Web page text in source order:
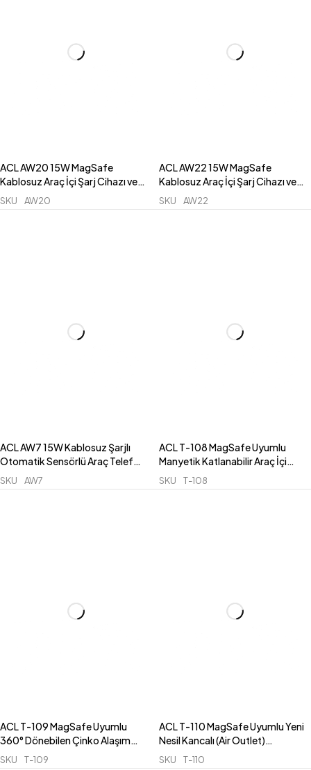
ACL AW20 15W MagSafe
Kablosuz Araç İçi Şarj Cihazı ve
Telefon Tutucu – Akıllı Korumalı
Izgara Tipi
SKU AW20
ACL AW22 15W MagSafe
Kablosuz Araç İçi Şarj Cihazı ve
Telefon Tutucu – Sarsılmaz
Izgara Klipsli
SKU AW22
ACL AW7 15W Kablosuz Şarjlı
Otomatik Sensörlü Araç Telefon
Tutucu – Izgara Tipi ve 360°
Dönebilen Başlık
SKU AW7
ACL T-108 MagSafe Uyumlu
Manyetik Katlanabilir Araç İçi
Telefon Tutucu – Vantuzlu
(Konsol ve Cam İçin)
SKU T-108
ACL T-109 MagSafe Uyumlu
360° Dönebilen Çinko Alaşım
Manyetik Araç İçi Konsol Telefon
SKU T-109
ACL T-110 MagSafe Uyumlu Yeni
Nesil Kancalı (Air Outlet)
Manyetik Havalandırma Araç İçi
SKU T-110